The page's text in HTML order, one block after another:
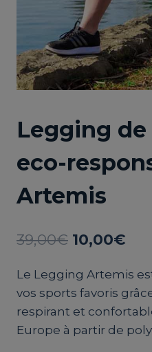
Legging
eco-
Artemis
39,00€ Le
initial
était :
39,00€.
10,00€
est
Le Legging Artemis
vos sports favoris
respirant et
Europe à partir de